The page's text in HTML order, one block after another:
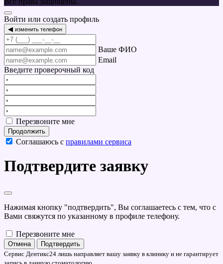
Войти или создать профиль
◀ изменить телефон
Ваше ФИО
Email
Введите проверочный код
Перезвоните мне
Продолжить
Соглашаюсь с правилами сервиса
Подтвердите заявку
Нажимая кнопку "подтвердить", Вы соглашаетесь с тем, что с
Вами свяжутся по указанному в профиле телефону.
Перезвоните мне
Отмена
Подтвердить
Сервис Дентикс24 лишь направляет вашу заявку в клинику и не гарантирует